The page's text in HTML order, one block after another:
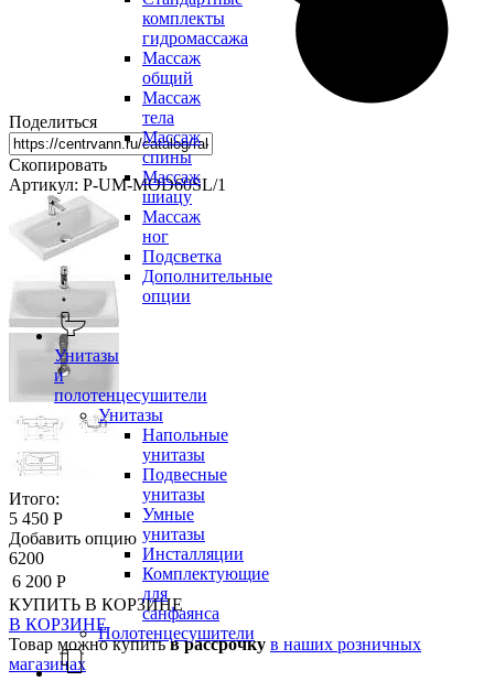
комплекты
гидромассажа
Массаж
общий
Массаж
тела
Массаж
спины
Массаж
шиацу
Массаж
ног
Подсветка
Дополнительные
опции
Унитазы
и
полотенцесушители
Унитазы
Напольные
унитазы
Подвесные
унитазы
Умные
унитазы
Инсталляции
Комплектующие
для
санфаянса
Полотенцесушители
Поделиться
Скопировать
Артикул: P-UM-MOD60SL/1
Итого:
5 450 Р
Добавить опцию
6200
6 200 Р
КУПИТЬ В КОРЗИНЕ
В КОРЗИНЕ
Товар можно купитьв рассрочку в наших розничных
магазинах